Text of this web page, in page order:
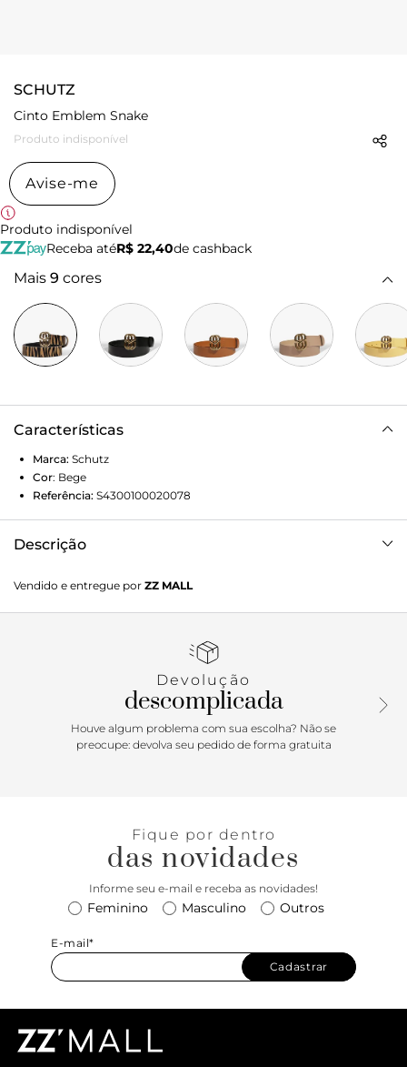
SCHUTZ
Cinto Emblem Snake
Produto indisponível
Avise-me
Produto indisponível
Receba atéR$ 22,40de cashback
Mais 9 cores
Características
Marca: Schutz
Cor: Bege
Referência: S4300100020078
Descrição
Nesta versão, aparece com uma charmosa aplicação de SS
– detalhe perfeito para as Schutz Lovers – Vai adicionar um
CM. P:85 cm | M: 90 cm | G: 95 cm.
Vendido e entregue por ZZ MALL
Devolução
descomplicada
Houve algum problema com sua escolha? Não se
preocupe: devolva seu pedido de forma gratuita
Fique por dentro
das novidades
Informe seu e-mail e receba as novidades!
Feminino Masculino Outros
E-mail*
Cadastrar